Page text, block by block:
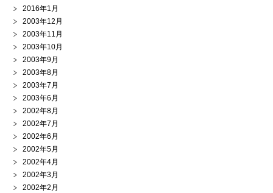
2016年1月
2003年12月
2003年11月
2003年10月
2003年9月
2003年8月
2003年7月
2003年6月
2002年8月
2002年7月
2002年6月
2002年5月
2002年4月
2002年3月
2002年2月